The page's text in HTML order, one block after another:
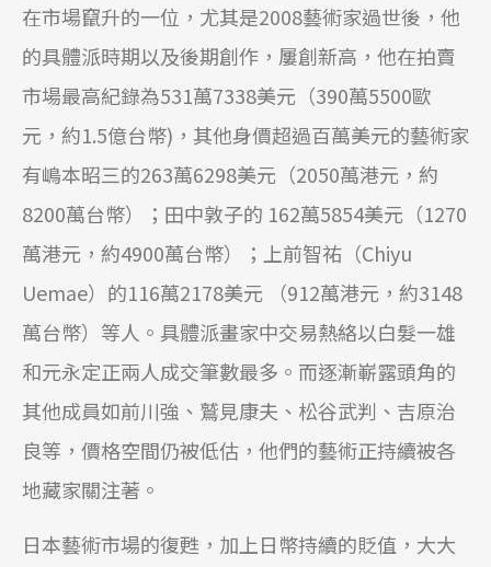
在市場竄升的一位，尤其是2008藝術家過世後，他
的具體派時期以及後期創作，屢創新高，他在拍賣
市場最高紀錄為531萬7338美元（390萬5500歐
元，約1.5億台幣)，其他身價超過百萬美元的藝術家
有嶋本昭三的263萬6298美元（2050萬港元，約
8200萬台幣）；田中敦子的 162萬5854美元（1270
萬港元，約4900萬台幣）；上前智祐（Chiyu
Uemae）的116萬2178美元 （912萬港元，約3148
萬台幣）等人。具體派畫家中交易熱絡以白髮一雄
和元永定正兩人成交筆數最多。而逐漸嶄露頭角的
其他成員如前川強、鷲見康夫、松谷武判、吉原治
良等，價格空間仍被低估，他們的藝術正持續被各
地藏家關注著。
日本藝術市場的復甦，加上日幣持續的貶值，大大